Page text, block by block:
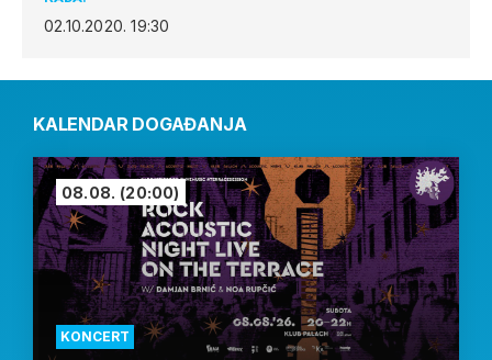
02.10.2020.19:30
KALENDAR DOGAĐANJA
KONCERT
08.08. (20:00)